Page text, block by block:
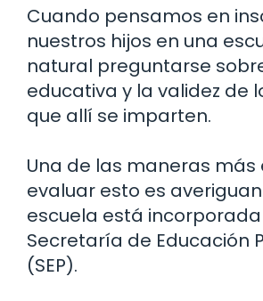
Cuando pensamos en
nuestros hijos en una
natural preguntarse
educativa y la validez de
que allí se imparten.
Una de las maneras más
evaluar esto es
escuela está
Secretaría de Educación
(SEP).